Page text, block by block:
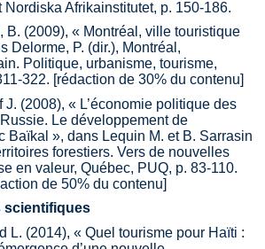
Nordiska Afrikainstitutet, p. 150-186.
B. (2009), « Montréal, ville touristique
Delorme, P. (dir.), Montréal,
Politique, urbanisme, tourisme,
322. [rédaction de 30% du contenu]
J. (2008), « L’économie politique des
Le développement de
Baïkal », dans Lequin M. et B. Sarrasin
forestiers. Vers de nouvelles
en valeur, Québec, PUQ, p. 83-110.
de 50% du contenu]
scientifiques
L. (2014), « Quel tourisme pour Haïti :